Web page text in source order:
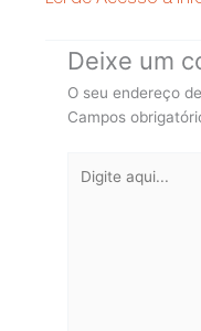
Deixe um
O seu endereço
Campos
aqui...